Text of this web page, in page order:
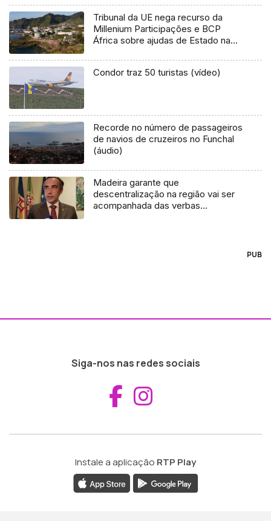
Tribunal da UE nega recurso da
Millenium Participações e BCP
África sobre ajudas de Estado na
Condor traz 50 turistas (vídeo)
Recorde no número de passageiros
de navios de cruzeiros no Funchal
(áudio)
Madeira garante que
descentralização na região vai ser
acompanhada das verbas
PUB
Siga-nos nas redes sociais
Aceder ao
Instale a aplicação RTP Play